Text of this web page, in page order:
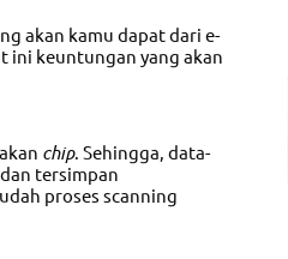
akan kamu dapat dari e-
ini keuntungan yang akan
chip. Sehingga, data-
tersimpan
proses scanning